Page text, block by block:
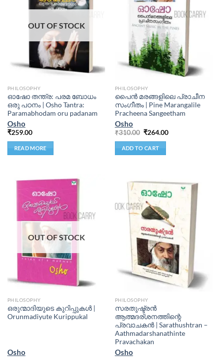
OUT OF STOCK
PHILOSOPHY
ഓഷോ തന്ത്ര: പരമ ബോധം
ഒരു പഠനം | Osho Tantra:
Paramabhodam oru padanam
Osho
₹259.00
READ MORE
PHILOSOPHY
പൈ‌ന്‍ മരങ്ങളിലെ പ്രാചീന
സംഗീതം | Pine Marangalile
Pracheena Sangeetham
Osho
₹310.00 ₹264.00
ADD TO CART
OUT OF STOCK
PHILOSOPHY
ഒരുന്മാദിയുടെ കുറിപ്പുകള്‍ |
Orunmadiyute Kurippukal
Osho
PHILOSOPHY
സരതുഷ്ട്രൻ
ആത്മദര്ശനത്തിന്റെ
പ്രവാചകൻ | Sarathushtran –
Aathmadarshanathinte
Pravachakan
Osho